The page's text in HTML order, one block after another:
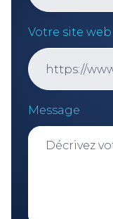
Votre site web
Message